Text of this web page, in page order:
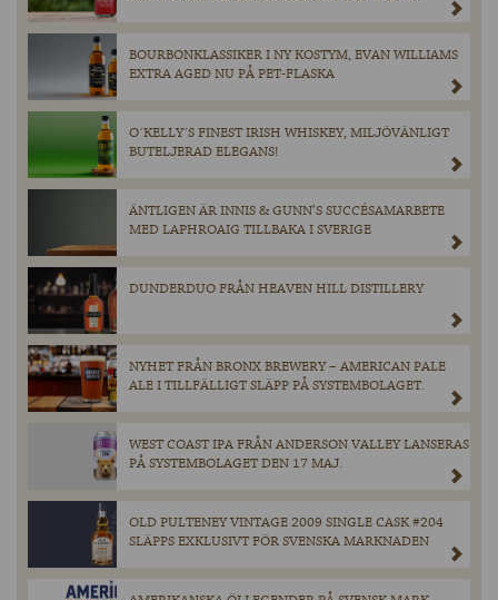
BOURBONKLASSIKER I NY KOSTYM, EVAN WILLIAMS
EXTRA AGED NU PÅ PET-FLASKA
O´KELLY´S FINEST IRISH WHISKEY, MILJÖVÄNLIGT
BUTELJERAD ELEGANS!
ÄNTLIGEN ÄR INNIS & GUNN’S SUCCÉSAMARBETE
MED LAPHROAIG TILLBAKA I SVERIGE
DUNDERDUO FRÅN HEAVEN HILL DISTILLERY
NYHET FRÅN BRONX BREWERY – AMERICAN PALE
ALE I TILLFÄLLIGT SLÄPP PÅ SYSTEMBOLAGET.
WEST COAST IPA FRÅN ANDERSON VALLEY LANSERAS
PÅ SYSTEMBOLAGET DEN 17 MAJ.
OLD PULTENEY VINTAGE 2009 SINGLE CASK #204
SLÄPPS EXKLUSIVT FÖR SVENSKA MARKNADEN